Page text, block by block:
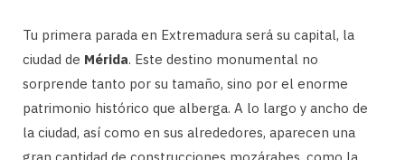
Tu primera parada en Extremadura será su capital, la
ciudad de Mérida. Este destino monumental no
sorprende tanto por su tamaño, sino por el enorme
patrimonio histórico que alberga. A lo largo y ancho de
la ciudad, así como en sus alrededores, aparecen una